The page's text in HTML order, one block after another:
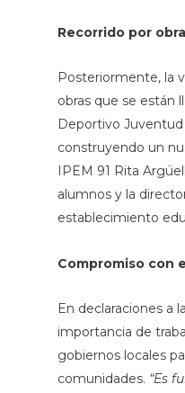
Recorrido por
Posteriormente, la
obras que se están
Deportivo
construyendo un
IPEM 91 Rita
alumnos y la
establecimiento
Compromiso con
En declaraciones a
importancia de
gobiernos locales
comunidades. “Es